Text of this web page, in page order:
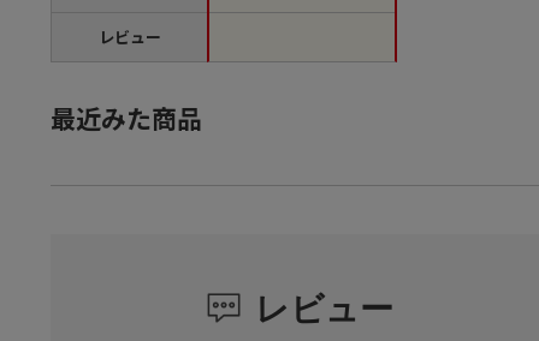
レビュー
最近みた商品
レビュー